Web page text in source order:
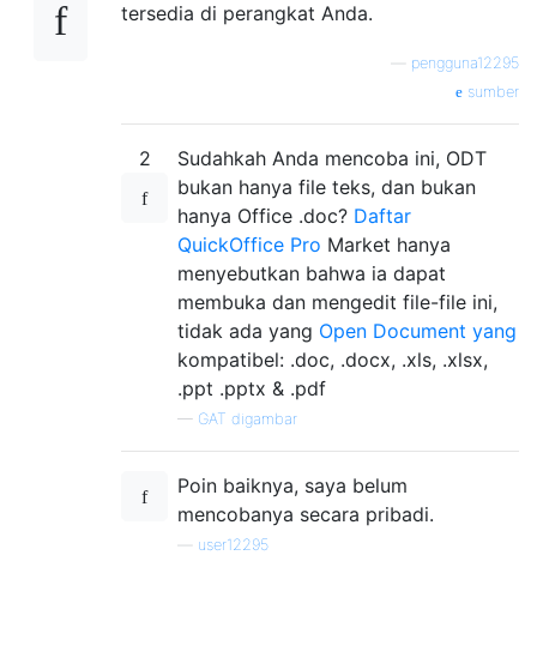
tersedia di perangkat Anda.
pengguna12295
sumber
2
Sudahkah Anda mencoba ini, ODT
bukan hanya file teks, dan bukan
hanya Office .doc? Daftar
QuickOffice Pro Market hanya
menyebutkan bahwa ia dapat
membuka dan mengedit file-file ini,
tidak ada yang Open Document yang
kompatibel: .doc, .docx, .xls, .xlsx,
.ppt .pptx & .pdf
— GAT digambar
Poin baiknya, saya belum
mencobanya secara pribadi.
user12295